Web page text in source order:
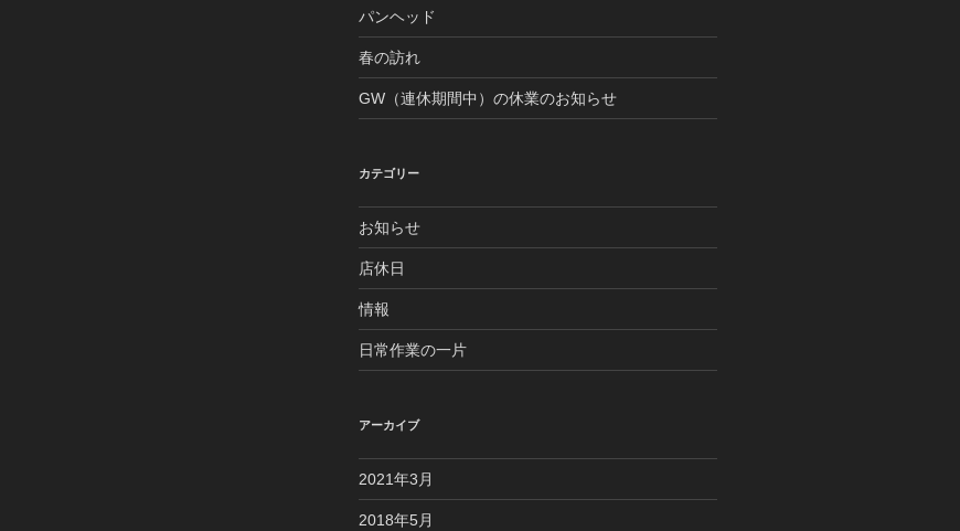
パンヘッド
春の訪れ
GW（連休期間中）の休業のお知らせ
カテゴリー
お知らせ
店休日
情報
日常作業の一片
アーカイブ
2021年3月
2018年5月